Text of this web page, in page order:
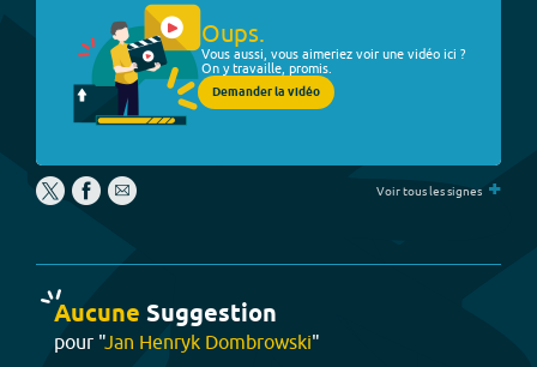
Oups.
Vous aussi, vous aimeriez voir une vidéo ici ?
On y travaille, promis.
Demander la vidéo
Voir tous les signes +
Aucune Suggestion
pour "Jan Henryk Dombrowski"